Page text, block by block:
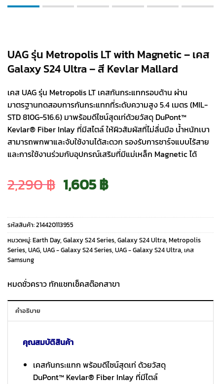
UAG รุ่น Metropolis LT with Magnetic – เคส
Galaxy S24 Ultra – สี Kevlar Mallard
เคส UAG รุ่น Metropolis LT เคสกันกระแทกรอบด้าน ผ่าน
มาตรฐานทดสอบการกันกระแทกที่ระดับความสูง 5.4 เมตร (MIL-
STD 810G-516.6) มาพร้อมดีไซน์สุดเท่ด้วยวัสดุ DuPont™
Kevlar® Fiber Inlay ที่มีสไตล์ ให้ผิวสัมผัสที่ไม่ลื่นมือ น้ำหนักเบา
สามารถพกพาและจับใช้งานได้สะดวก รองรับการชาร์จแบบไร้สาย
และการใช้งานร่วมกับอุปกรณ์เสริมที่มีแม่เหล็ก Magnetic ได้
2,290฿ Original
price
was:
1,605฿Current
price
is:
รหัสสินค้า:214420113955
หมวดหมู่:Earth Day, Galaxy S24 Series, Galaxy S24 Ultra, Metropolis
Series, UAG, UAG - Galaxy S24 Series, UAG - Galaxy S24 Ultra, เคส
Samsung
หมดชั่วคราว ทักแชทเช็คสต๊อกสาขา
คำอธิบาย
คุณสมบัติสินค้า
เคสกันกระแทก พร้อมดีไซน์สุดเท่ ด้วยวัสดุ
DuPont™ Kevlar® Fiber Inlay ที่มีไตล์